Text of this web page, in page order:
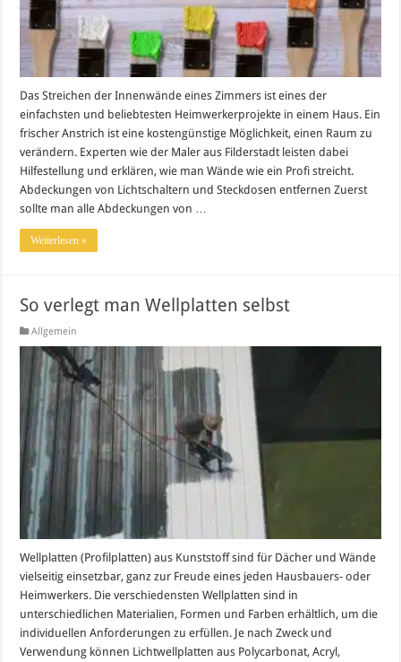
Das Streichen der Innenwände eines Zimmers ist eines der
einfachsten und beliebtesten Heimwerkerprojekte in einem Haus. Ein
frischer Anstrich ist eine kostengünstige Möglichkeit, einen Raum zu
verändern. Experten wie der Maler aus Filderstadt leisten dabei
Hilfestellung und erklären, wie man Wände wie ein Profi streicht.
Abdeckungen von Lichtschaltern und Steckdosen entfernen Zuerst
sollte man alle Abdeckungen von …
Weiterlesen »
So verlegt man Wellplatten selbst
Allgemein
Wellplatten (Profilplatten) aus Kunststoff sind für Dächer und Wände
vielseitig einsetzbar, ganz zur Freude eines jeden Hausbauers- oder
Heimwerkers. Die verschiedensten Wellplatten sind in
unterschiedlichen Materialien, Formen und Farben erhältlich, um die
individuellen Anforderungen zu erfüllen. Je nach Zweck und
Verwendung können Lichtwellplatten aus Polycarbonat, Acryl,